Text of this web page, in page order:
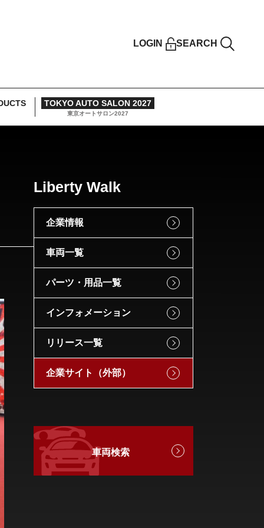
LOGIN SEARCH
TOKYO AUTO SALON 2027
東京オートサロン2027
Liberty Walk
企業情報
車両一覧
パーツ・用品一覧
インフォメーション
リリース一覧
企業サイト（外部）
車両検索